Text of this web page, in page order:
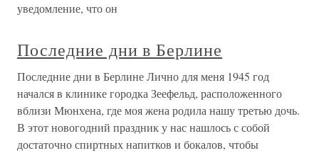
уведомление, что он
Последние дни в Берлине
Последние дни в Берлине Лично для меня 1945 год
начался в клинике городка Зеефельд, расположенного
вблизи Мюнхена, где моя жена родила нашу третью дочь.
В этот новогодний праздник у нас нашлось с собой
достаточно спиртных напитков и бокалов, чтобы